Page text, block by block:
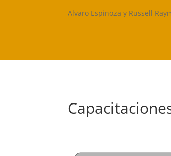
Alvaro Espinoza y Russell